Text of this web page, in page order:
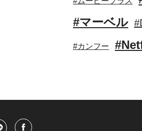
#マーベル
#カンフー